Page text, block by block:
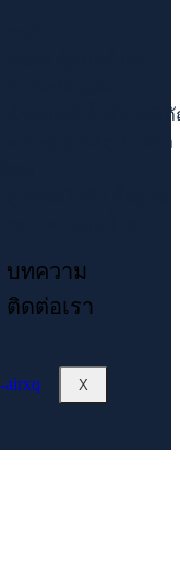
น้ำยาแอร์ น้ำมัน เคมี
ควบคุมอุณหภูมิ ไฟฟ้า
บทความ
ติดต่อเรา
X